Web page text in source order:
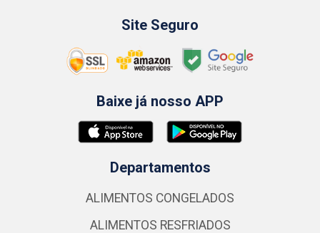
Site Seguro
Baixe já nosso APP
Departamentos
ALIMENTOS CONGELADOS
ALIMENTOS RESFRIADOS